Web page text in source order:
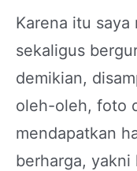
Karena itu
sekaligus
demikian,
oleh-oleh, foto
mendapatkan
berharga, yakni